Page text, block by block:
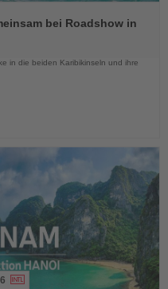
bei Roadshow in
in die beiden Karibikinseln und ihre